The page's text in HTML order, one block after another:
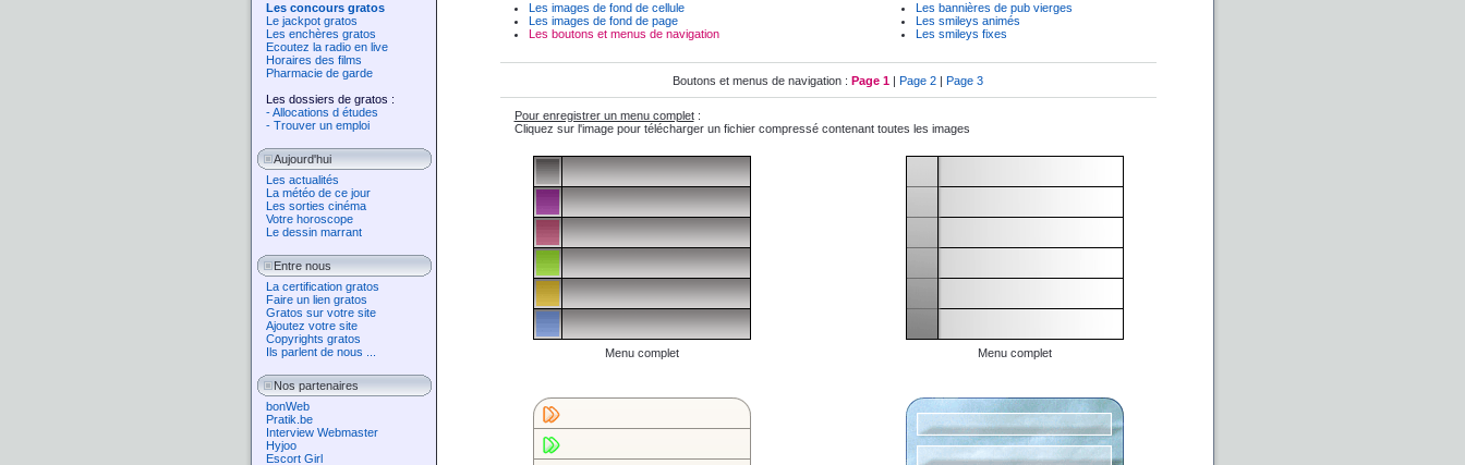
Les concours gratos
Le jackpot gratos
Les enchères gratos
Ecoutez la radio en live
Horaires des films
Pharmacie de garde
Les dossiers de gratos :
- Allocations d études
- Trouver un emploi
Aujourd'hui
Les actualités
La météo de ce jour
Les sorties cinéma
Votre horoscope
Le dessin marrant
Entre nous
La certification gratos
Faire un lien gratos
Gratos sur votre site
Ajoutez votre site
Copyrights gratos
Ils parlent de nous ...
Nos partenaires
bonWeb
Pratik.be
Interview Webmaster
Hyjoo
Escort Girl
Les images de fond de cellule
Les images de fond de page
Les boutons et menus de navigation
L es bannières de pub vierges
Les smileys animés
Les smileys fixes
Boutons et menus de navigation : Page 1 | Page 2 | Page 3
Pour enregistrer un menu complet:
Cliquez sur l'image pour télécharger un fichier compressé contenant toutes les images
Menu complet Menu complet